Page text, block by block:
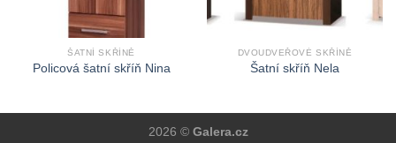
ŠATNÍ SKŘÍNĚ
Policová šatní skříň Nina
DVOUDVEŘOVÉ SKŘÍNĚ
Šatní skříň Nela
2026 © Galera.cz